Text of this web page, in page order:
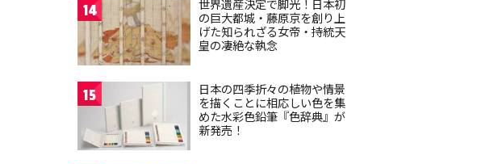
14
世界遺産決定で脚光！日本初
の巨大都城・藤原京を創り上
げた知られざる女帝・持統天
皇の凄絶な執念
15
日本の四季折々の植物や情景
を描くことに相応しい色を集
めた水彩色鉛筆『色辞典』が
新発売！